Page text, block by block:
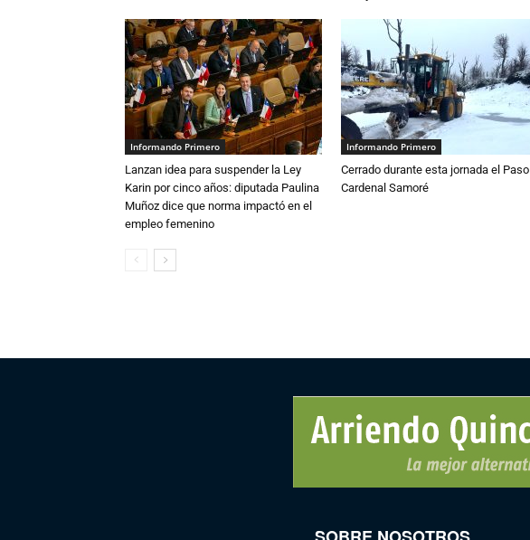
Informando Primero
Lanzan idea para suspender la Ley
Karin por cinco años: diputada Paulina
Muñoz dice que norma impactó en el
empleo femenino
Informando Primero
Cerrado durante esta jornada el Paso
Cardenal Samoré